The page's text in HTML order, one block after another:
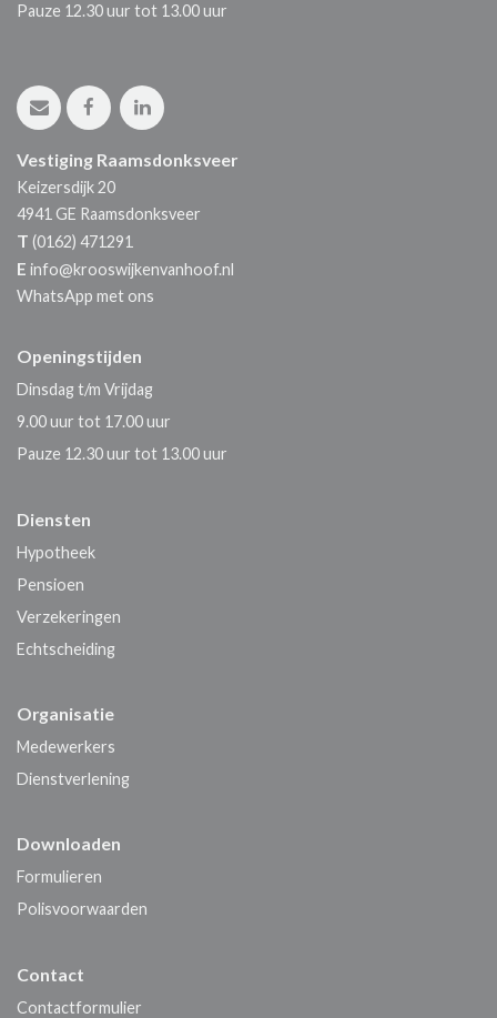
Pauze 12.30 uur tot 13.00 uur
Vestiging Raamsdonksveer
Keizersdijk 20
4941 GE Raamsdonksveer
T (0162) 471291
E info@krooswijkenvanhoof.nl
WhatsApp met ons
Openingstijden
Dinsdag t/m Vrijdag
9.00 uur tot 17.00 uur
Pauze 12.30 uur tot 13.00 uur
Diensten
Hypotheek
Pensioen
Verzekeringen
Echtscheiding
Organisatie
Medewerkers
Dienstverlening
Downloaden
Formulieren
Polisvoorwaarden
Contact
Contactformulier